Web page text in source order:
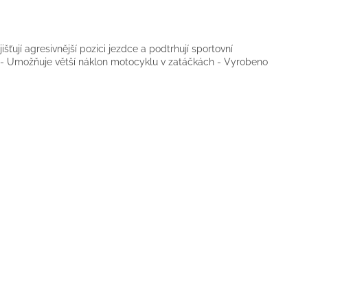
agresivnější pozici jezdce a podtrhují sportovní
větší náklon motocyklu v zatáčkách - Vyrobeno